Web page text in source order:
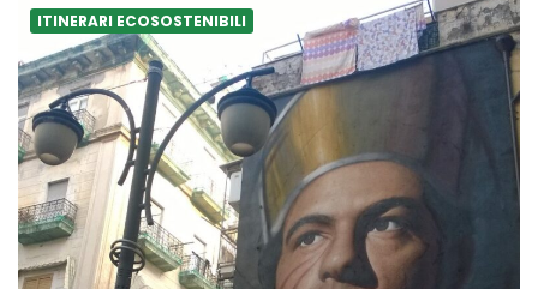
ITINERARI ECOSOSTENIBILI